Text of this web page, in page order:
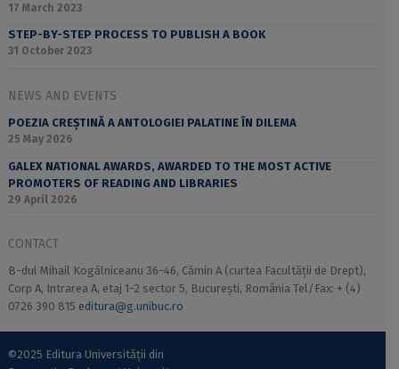
17 March 2023
STEP-BY-STEP PROCESS TO PUBLISH A BOOK
31 October 2023
NEWS AND EVENTS
POEZIA CREȘTINĂ A ANTOLOGIEI PALATINE ÎN DILEMA
25 May 2026
GALEX NATIONAL AWARDS, AWARDED TO THE MOST ACTIVE
PROMOTERS OF READING AND LIBRARIES
29 April 2026
CONTACT
B-dul Mihail Kogălniceanu 36-46, Cămin A (curtea Facultății de Drept),
Corp A, Intrarea A, etaj 1-2 sector 5, București, România Tel/Fax: + (4)
0726 390 815 editura@g.unibuc.ro
©2025 Editura Universității din